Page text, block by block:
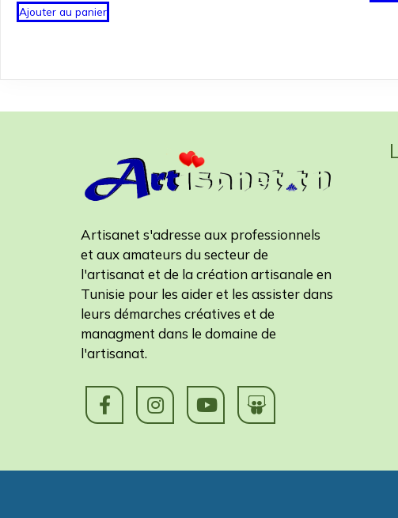
initial
était :
Ajouter au panier
Artisanet s'adresse aux professionnels
et aux amateurs du secteur de
l'artisanat et de la création artisanale en
Tunisie pour les aider et les assister dans
leurs démarches créatives et de
managment dans le domaine de
l'artisanat.